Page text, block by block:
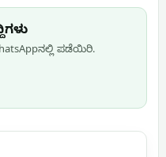
ಪಡೆಯಿರಿ.